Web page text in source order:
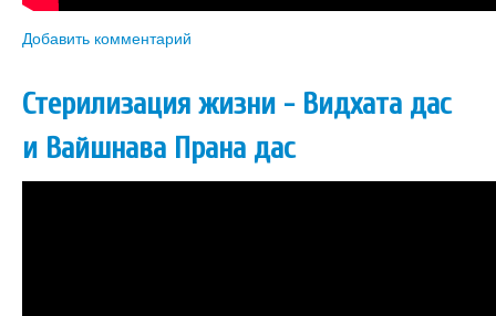
Добавить комментарий
Стерилизация жизни - Видхата дас
и Вайшнава Прана дас